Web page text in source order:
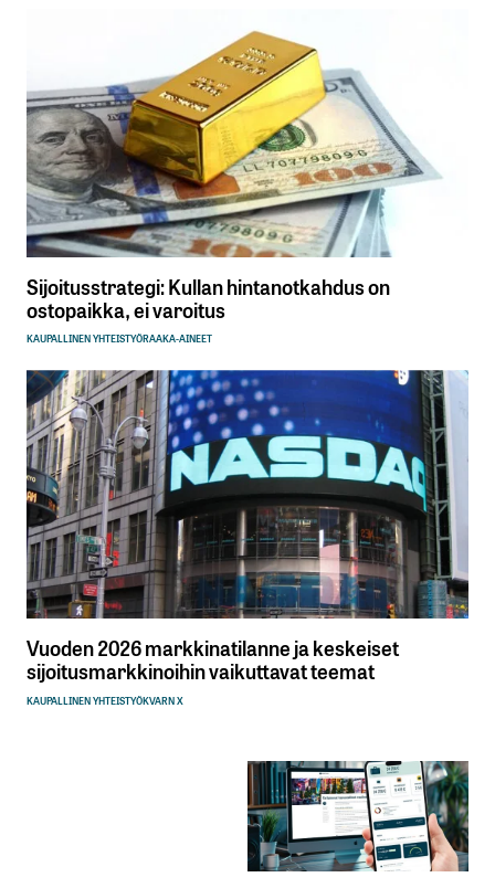
Sijoitusstrategi: Kullan hintanotkahdus on
ostopaikka, ei varoitus
KAUPALLINEN YHTEISTYÖRAAKA-AINEET
Vuoden 2026 markkinatilanne ja keskeiset
sijoitusmarkkinoihin vaikuttavat teemat
KAUPALLINEN YHTEISTYÖKVARN X